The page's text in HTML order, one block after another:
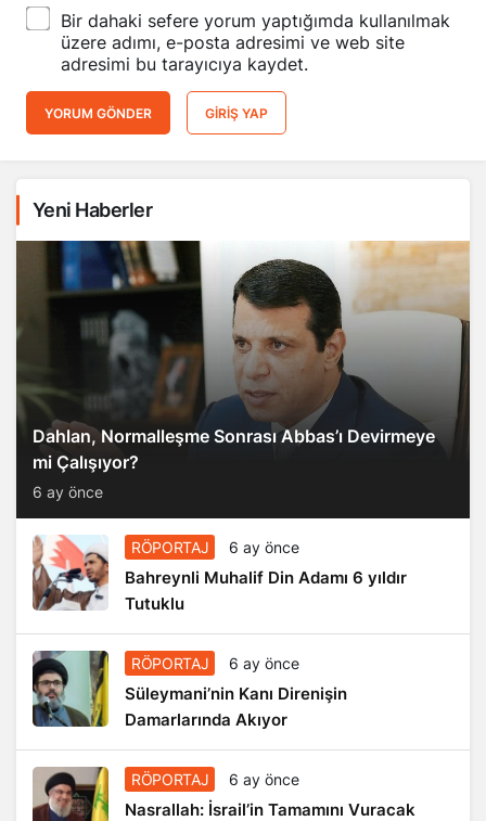
Bir dahaki sefere yorum yaptığımda kullanılmak
üzere adımı, e-posta adresimi ve web site
adresimi bu tarayıcıya kaydet.
YORUM GÖNDER GIRIŞ YAP
Yeni Haberler
Dahlan, Normalleşme Sonrası Abbas’ı Devirmeye
mi Çalışıyor?
6 ay önce
RÖPORTAJ 6 ay önce
Bahreynli Muhalif Din Adamı 6 yıldır
Tutuklu
RÖPORTAJ 6 ay önce
Süleymani’nin Kanı Direnişin
Damarlarında Akıyor
RÖPORTAJ 6 ay önce
Nasrallah: İsrail’in Tamamını Vuracak